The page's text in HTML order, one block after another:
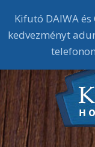
Kifutó DAIWA
kedvezményt